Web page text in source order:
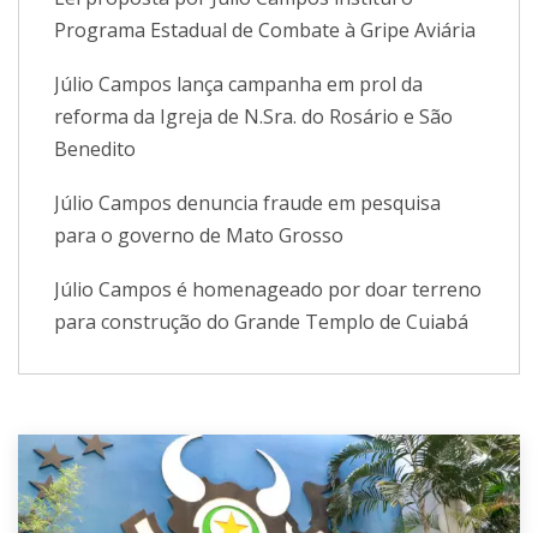
Programa Estadual de Combate à Gripe Aviária
Júlio Campos lança campanha em prol da
reforma da Igreja de N.Sra. do Rosário e São
Benedito
Júlio Campos denuncia fraude em pesquisa
para o governo de Mato Grosso
Júlio Campos é homenageado por doar terreno
para construção do Grande Templo de Cuiabá